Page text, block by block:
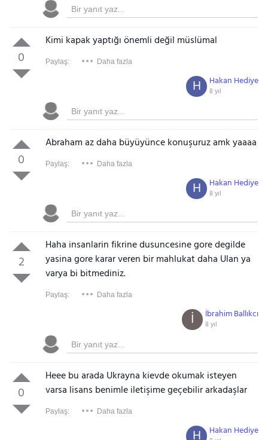
0
Kimi kapak yaptığı önemli değil müslümal
Paylaş: Daha fazla
Hakan Hediye
8 yıl
H
0
Abraham az daha büyüyünce konuşuruz amk yaaaa
Paylaş: Daha fazla
Hakan Hediye
8 yıl
H
2
Haha insanlarin fikrine dusuncesine gore degilde
yasina gore karar veren bir mahlukat daha Ulan ya
varya bi bitmediniz.
Paylaş: Daha fazla
İbrahim Ballıkcı
8 yıl
İ
0
Heee bu arada Ukrayna kievde okumak isteyen
varsa lisans benimle iletişime geçebilir arkadaşlar
Paylaş: Daha fazla
Hakan Hediye